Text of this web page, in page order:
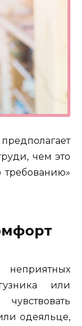
чем это
неприятных
или
одеяльце,